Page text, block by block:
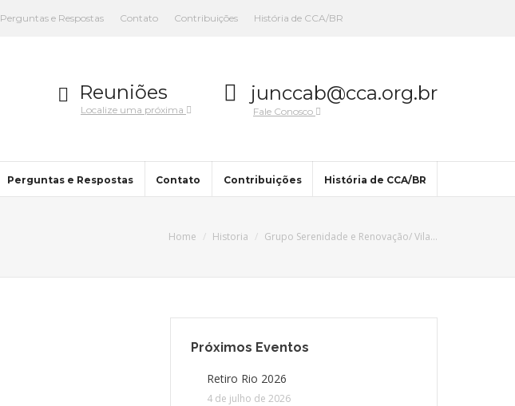
Perguntas e Respostas Contato Contribuições História de CCA/BR
Reuniões
Localize uma próxima
junccab@cca.org.br
Fale Conosco
Perguntas e Respostas Contato Contribuições História de CCA/BR
Home Historia Grupo Serenidade e Renovação/ Vila…
Próximos Eventos
Retiro Rio 2026
4 de julho de 2026